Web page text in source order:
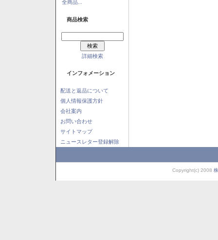
全商品...
商品検索
詳細検索
インフォメーション
配送と返品について
個人情報保護方針
会社案内
お問い合わせ
サイトマップ
ニュースレター登録解除
Copyright(c) 2008